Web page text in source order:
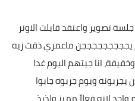
تصوير واعتقد قابلت الاونر
يجججججججججن ماعمري ذقت زيه
انا جيتهم اليوم غدا
ويوم جربوه جابوا